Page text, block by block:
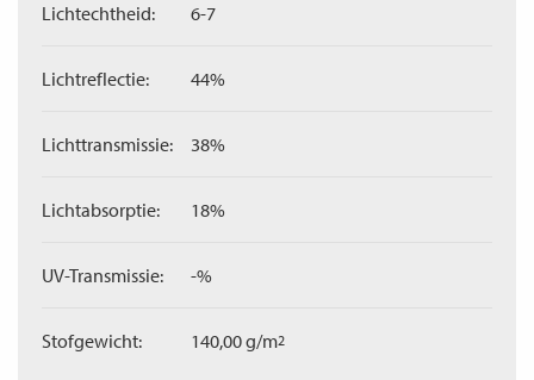
Lichtechtheid: 6-7
Lichtreflectie: 44%
Lichttransmissie: 38%
Lichtabsorptie: 18%
UV-Transmissie: -%
Stofgewicht: 140,00 g/m2